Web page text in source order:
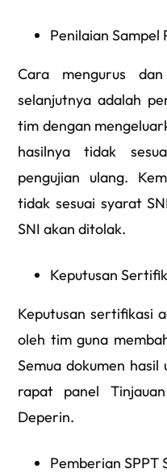
Penilaian Sampel
Cara mengurus
selanjutnya adalah
tim dengan
hasilnya tidak
pengujian ulang.
tidak sesuai syarat
SNI akan ditolak.
Keputusan
Keputusan sertifikasi
oleh tim guna
Semua dokumen
rapat panel
Deperin.
Pemberian SPPT